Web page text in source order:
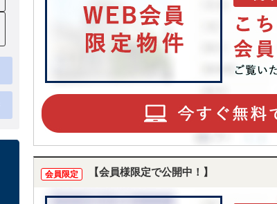
会員限定 【会員様限定で公開中！】